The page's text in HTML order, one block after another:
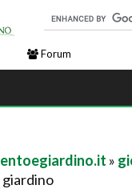
Forum
»
giardino